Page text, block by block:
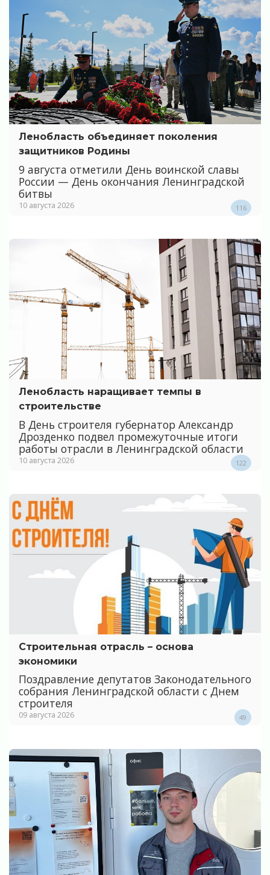
Ленобласть объединяет поколения
защитников Родины
9 августа отметили День воинской славы
России — День окончания Ленинградской
битвы
10 августа 2026 116
Ленобласть наращивает темпы в
строительстве
В День строителя губернатор Александр
Дрозденко подвел промежуточные итоги
работы отрасли в Ленинградской области
10 августа 2026 122
Строительная отрасль – основа
экономики
Поздравление депутатов Законодательного
собрания Ленинградской области с Днем
строителя
09 августа 2026 49